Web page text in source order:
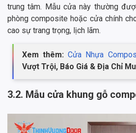
trung tâm. Mẫu cửa này thường
phòng composite hoặc cửa chính
cao sự trang trọng, lịch lãm.
Xem thêm:Cửa Nhựa
Vượt Trội, Báo Giá & Địa Chỉ
3.2. Mẫu cửa khung gỗ